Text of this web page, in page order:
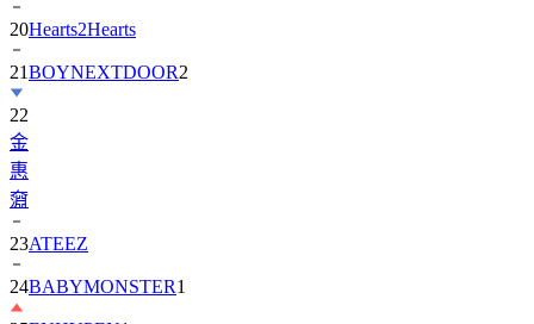
20Hearts2Hearts
21BOYNEXTDOOR2
22
金
惠
奫
23ATEEZ
24BABYMONSTER1